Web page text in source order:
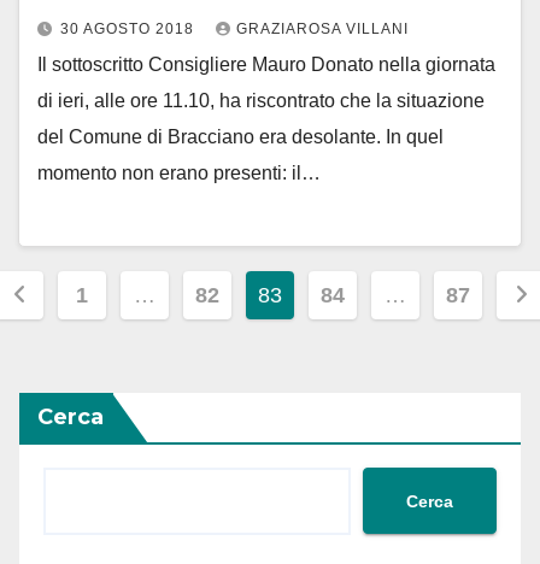
30 AGOSTO 2018 GRAZIAROSA VILLANI
Il sottoscritto Consigliere Mauro Donato nella giornata
di ieri, alle ore 11.10, ha riscontrato che la situazione
del Comune di Bracciano era desolante. In quel
momento non erano presenti: il…
1 … 82 83 84 … 87
Cerca
Cerca